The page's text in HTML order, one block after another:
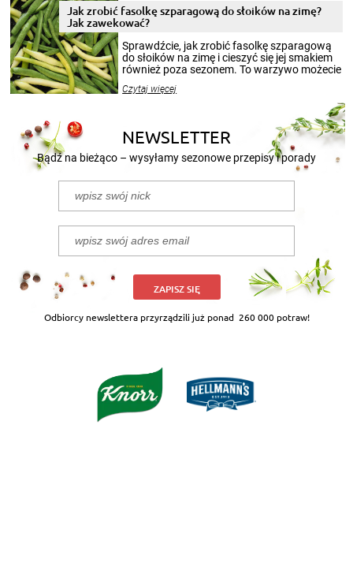
pełni poczuć atmosferę cieplejszych
miesięcy. Przygotowanie słoików ze
smakowitą zawartością musi obejmować
patenty, które pozwolą zachować świeżość
przetworów.
Jak zrobić fasolkę szparagową do słoików na zimę?
Jak zawekować?
Sprawdźcie, jak zrobić fasolkę szparagową
do słoików na zimę i cieszyć się jej smakiem
również poza sezonem. To warzywo możecie
nasze propozycje!
Czytaj więcej
NEWSLETTER
Bądź na bieżąco – wysyłamy sezonowe przepisy i porady
ZAPISZ SIĘ
Odbiorcy newslettera przyrządzili już ponad 260 000 potraw!